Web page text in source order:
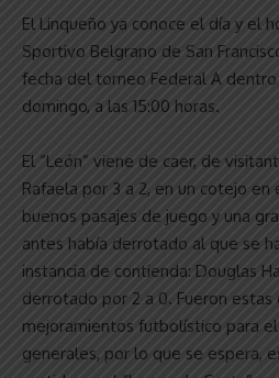
El Linqueño ya conoce el día y el
Sportivo Belgrano de San
fecha del torneo Federal A
domingo, a las 15:00 horas.
El “León” viene de caer, de
Rafaela por 3 a 2, en un cotejo
buenos pasajes de juego y una
antes había derrotado al que se
instancia de contienda: Douglas
derrotado por 2 a 0. Fueron
mejoramientos futbolístico para el
generales, por lo que se espera,